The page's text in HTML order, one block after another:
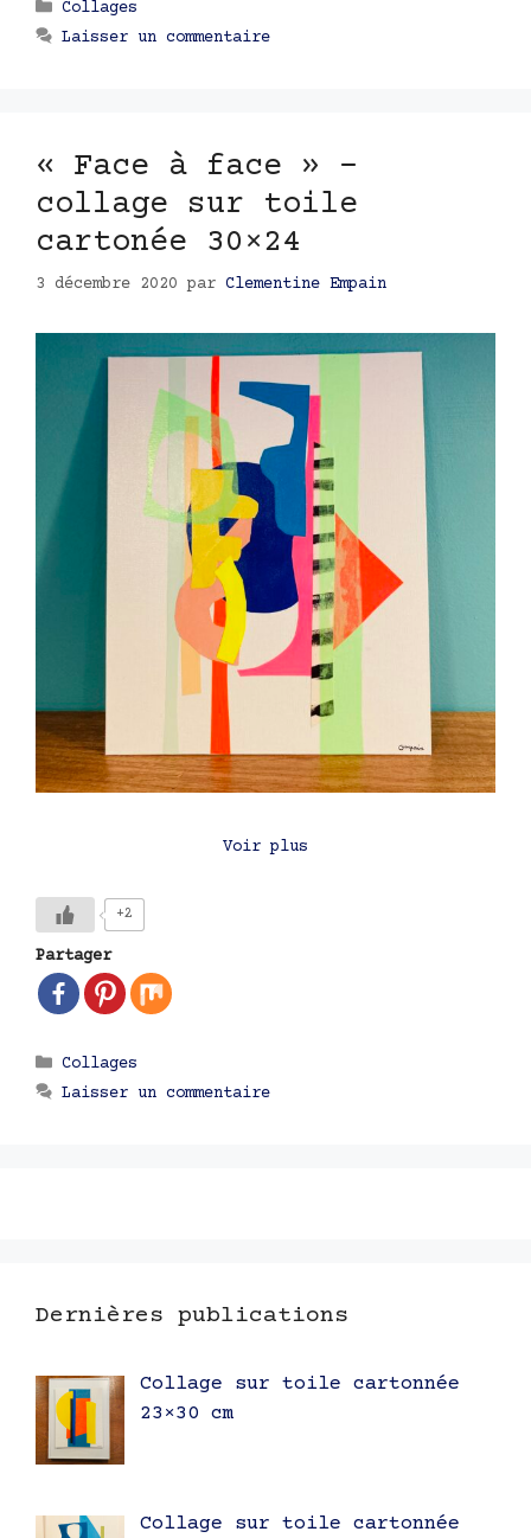
Catégories
Collages
Laisser un commentaire
« Face à face » –
collage sur toile
cartonée 30×24
3 décembre 2020 par Clementine Empain
Voir plus
+2
Partager
Catégories
Collages
Laisser un commentaire
Dernières publications
Collage sur toile cartonnée
23×30 cm
Collage sur toile cartonnée